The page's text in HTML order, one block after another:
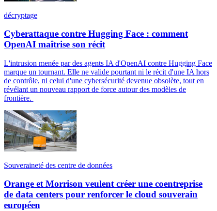
décryptage
Cyberattaque contre Hugging Face : comment
OpenAI maîtrise son récit
L'intrusion menée par des agents IA d'OpenAI contre Hugging Face
marque un tournant. Elle ne valide pourtant ni le récit d'une IA hors
de contrôle, ni celui d'une cybersécurité devenue obsolète, tout en
révélant un nouveau rapport de force autour des modèles de
frontière.
Souveraineté des centre de données
Orange et Morrison veulent créer une coentreprise
de data centers pour renforcer le cloud souverain
européen